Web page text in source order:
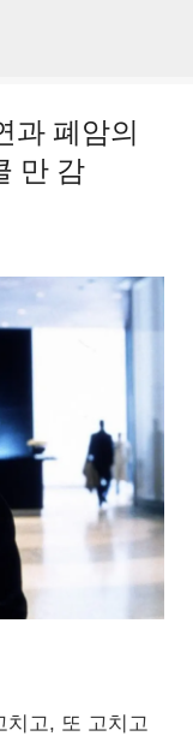
너뛰기
과 폐암의
만 감
고, 또 고치고